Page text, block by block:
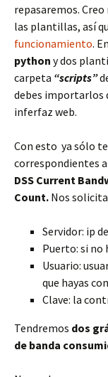
repasaremos.
las plantillas, así
funcionamiento.
python y dos
carpeta “scripts”
debes importarlos
inferfaz web.
Con esto ya sólo
correspondientes
DSS Current
Count. Nos
Servidor: ip
Puerto: si no
Usuario:
que hayas
Clave: la
Tendremos dos
de banda